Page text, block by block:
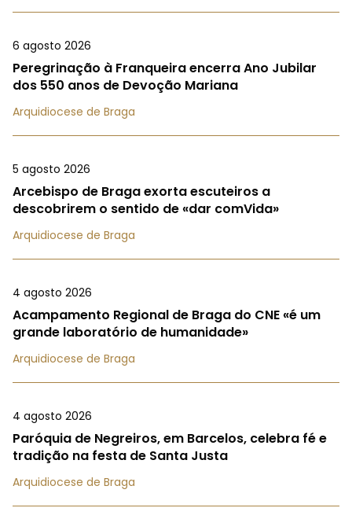
6 agosto 2026
Peregrinação à Franqueira encerra Ano Jubilar
dos 550 anos de Devoção Mariana
Arquidiocese de Braga
5 agosto 2026
Arcebispo de Braga exorta escuteiros a
descobrirem o sentido de «dar comVida»
Arquidiocese de Braga
4 agosto 2026
Acampamento Regional de Braga do CNE «é um
grande laboratório de humanidade»
Arquidiocese de Braga
4 agosto 2026
Paróquia de Negreiros, em Barcelos, celebra fé e
tradição na festa de Santa Justa
Arquidiocese de Braga